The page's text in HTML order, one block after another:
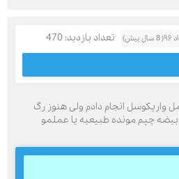
تعداد بازدید: 470
انجام دادم ولی هنوز رگ
چپم مونده طبیعیه یا عملمو